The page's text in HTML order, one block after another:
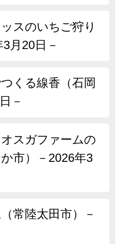
スのいちご狩り
3月20日－
くる線香（石岡
－
スガファームの
市）－2026年3
常陸太田市）－